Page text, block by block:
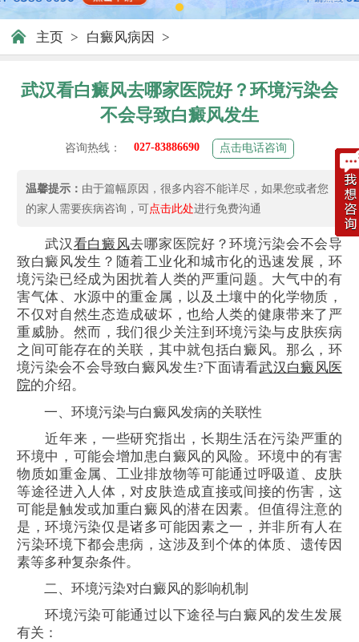
主页 > 白癜风病因 >
武汉看白癜风去哪家医院好？环境污染会
不会导致白癜风发生
咨询热线： 027-83886690 点击电话咨询
温馨提示： 由于篇幅原因，很多内容不能详尽，如果您或者您
的家人需要疾病咨询，可点击此处进行免费沟通
武汉看白癜风去哪家医院好？环境污染会不会导
致白癜风发生？随着工业化和城市化的迅速发展，环
境污染已经成为困扰着人类的严重问题。大气中的有
害气体、水源中的重金属，以及土壤中的化学物质，
不仅对自然生态造成破坏，也给人类的健康带来了严
重威胁。然而，我们很少关注到环境污染与皮肤疾病
之间可能存在的关联，其中就包括白癜风。那么，环
境污染会不会导致白癜风发生?下面请看武汉白癜风医
院的介绍。
一、环境污染与白癜风发病的关联性
近年来，一些研究指出，长期生活在污染严重的
环境中，可能会增加患白癜风的风险。环境中的有害
物质如重金属、工业排放物等可能通过呼吸道、皮肤
等途径进入人体，对皮肤造成直接或间接的伤害，这
可能是触发或加重白癜风的潜在因素。但值得注意的
是，环境污染仅是诸多可能因素之一，并非所有人在
污染环境下都会患病，这涉及到个体的体质、遗传因
素等多种复杂条件。
二、环境污染对白癜风的影响机制
环境污染可能通过以下途径与白癜风的发生发展
有关：